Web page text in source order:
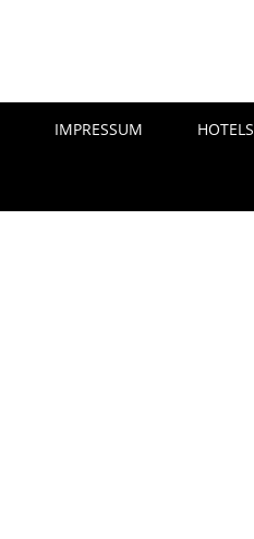
IMPRESSUM HOTELS